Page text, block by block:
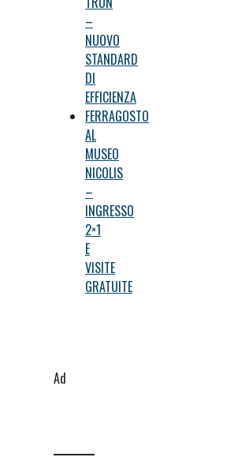
–
NUOVO
STANDARD
DI
EFFICIENZA
FERRAGOSTO
AL
MUSEO
NICOLIS
–
INGRESSO
2×1
E
VISITE
GRATUITE
Ad